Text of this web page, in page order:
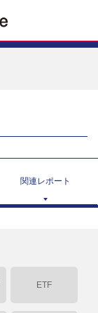
関連レポート
ETF